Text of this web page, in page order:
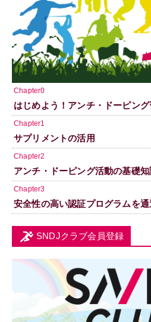
Chapter0
はじめよう！アンチ・ドーピング
Chapter1
サプリメントの活用
Chapter2
アンチ・ドーピング活動の基礎知
Chapter3
安全性の高い認証プログラムを
SNDJクラブ会員登録